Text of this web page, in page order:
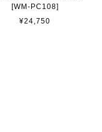
[WM-PC108]
¥24,750